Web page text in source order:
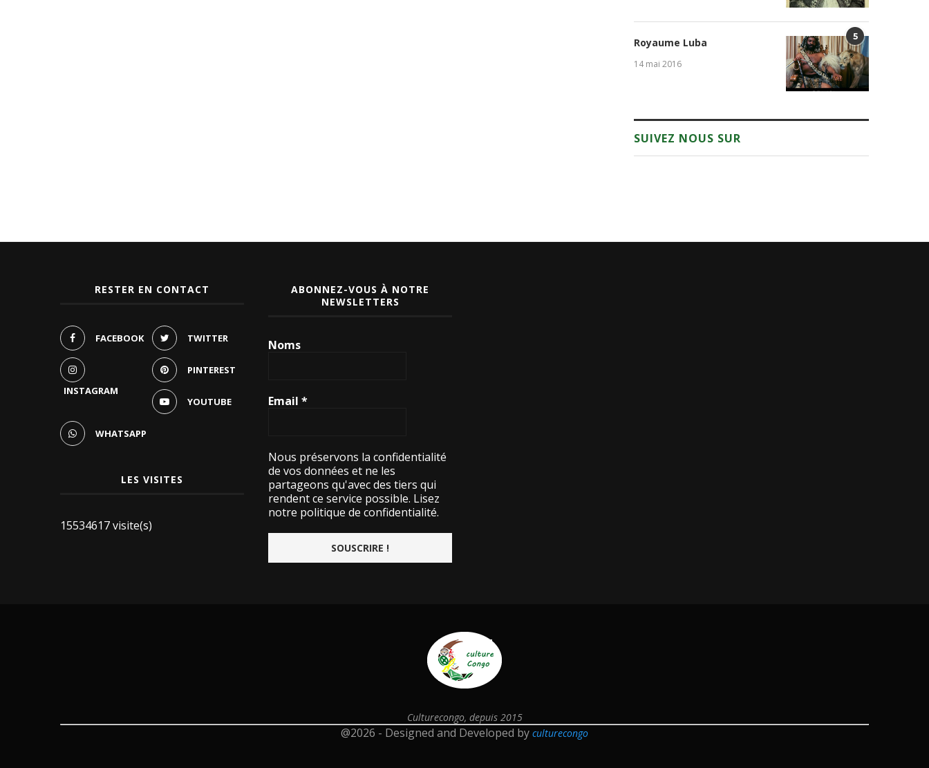
5
Royaume Luba
14 mai 2016
SUIVEZ NOUS SUR
RESTER EN CONTACT
FACEBOOK TWITTER
INSTAGRAM
PINTEREST
YOUTUBE
WHATSAPP
LES VISITES
15534617 visite(s)
ABONNEZ-VOUS À NOTRE
NEWSLETTERS
Noms
Email*
Nous préservons la confidentialité
de vos données et ne les
partageons qu'avec des tiers qui
rendent ce service possible. Lisez
notre politique de confidentialité.
Culturecongo, depuis 2015
@2026 - Designed and Developed by culturecongo